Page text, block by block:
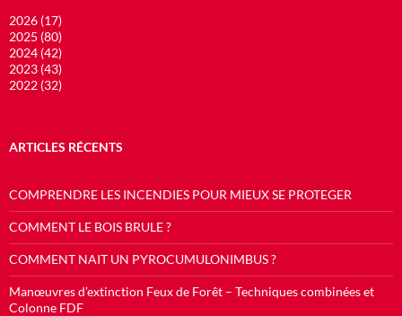
2026 (17)
2025 (80)
2024 (42)
2023 (43)
2022 (32)
ARTICLES RÉCENTS
COMPRENDRE LES INCENDIES POUR MIEUX SE PROTEGER
COMMENT LE BOIS BRULE ?
COMMENT NAIT UN PYROCUMULONIMBUS ?
Manœuvres d’extinction Feux de Forêt – Techniques combinées et
Colonne FDF